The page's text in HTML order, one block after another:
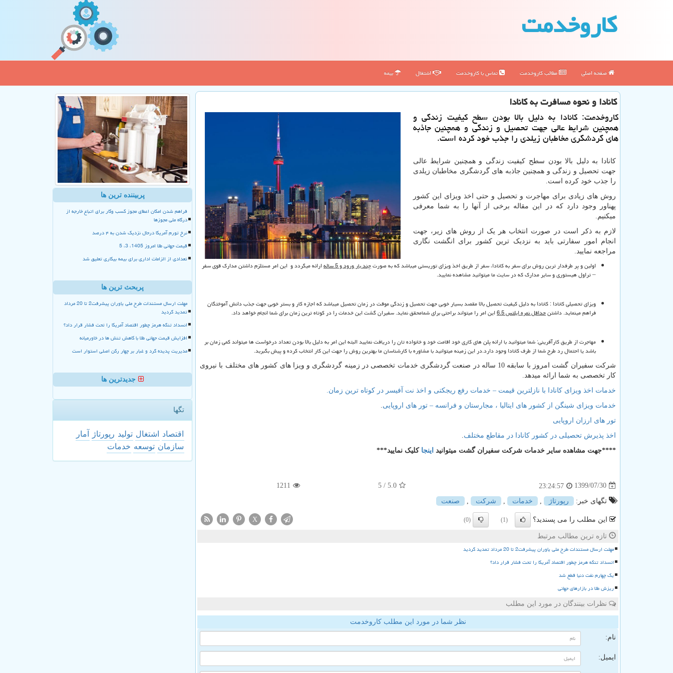
كاروخدمت
صفحه اصلی مطالب كاروخدمت تماس با كاروخدمت اشتغال بیمه
كانادا و نحوه مسافرت به كانادا
كاروخدمت: كانادا به دلیل بالا بودن سطح كیفیت زندگی و
همچنین شرایط عالی جهت تحصیل و زندگی و همچنین جاذبه
های گردشگری مخاطبان زیلدی را جذب خود كرده است.
کانادا به دلیل بالا بودن سطح کیفیت زندگی و همچنین شرایط عالی
جهت تحصیل و زندگی و همچنین جاذبه های گردشگری مخاطبان زیلدی
را جذب خود کرده است.
روش های زیادی برای مهاجرت و تحصیل و حتی اخذ ویزای این کشور
پهناور وجود دارد که در این مقاله برخی از آنها را به شما معرفی
میکنیم.
لازم به ذکر است در صورت انتخاب هر یک از روش های زیر، جهت
انجام امور سفارتی باید به نزدیک ترین کشور برای انگشت نگاری
مراجعه نمایید.
اولین و پر طرفدار ترین روش برای سفر به کانادا، سفر از طریق اخذ ویزای توریستی میباشد که به صورتچند بار ورود و 5 ساله
ارائه میگردد و این امر مستلزم داشتن مدارک قوی سفر
– تراول هیستوری و سایر مدارک که در سایت ما میتوانید مشاهده نمایید.
ویزای تحصیلی کانادا : کانادا به دلیل کیفیت تحصیل بالا مقصد بسیار خوبی جهت تحصیل و زندگی موقت در زمان تحصیل میباشد که اجازه کار و بستر خوبی جهت جذب دانش آموختگان
فراهم مینماید. داشتنحداقل نمره ایلتس 6.5 این امر را میتواند براحتی برای شمامحقق نماید. سفیران گشت این خدمات را در کوتاه ترین زمان برای شما انجام خواهد داد.
مهاجرت از طریق کارآفرینی: شما میتوانید با ارائه پلن های کاری خود اقامت خود و خانواده تان را دریافت نمایید البته این امر به دلیل بالا بودن تعداد درخواست ها میتواند کمی زمان بر
باشد یا احتمال رد طرح شما از طرف کانادا وجود دارد.در این زمینه میتوانید با مشاوره با کارشناسان ما بهترین روش را جهت این کار انتخاب کرده و پیش بگبربد.
شرکت سفیران گشت امروز با سابقه 10 ساله در صنعت گردشگری خدمات تخصصی در زمینه گردشگری و ویزا های کشور های مختلف با نیروی
کار تخصصی به شما ارائه میدهد.
خدمات اخذ ویزای کانادا با نازلترین قیمت – خدمات رفع ریجکتی و اخذ نت آفیسر در کوتاه ترین زمان.
خدمات ویزای شینگن از کشور های ایتالیا ، مجارستان و فرانسه – تور های اروپایی.
تور های ارزان اروپایی
اخذ پذیرش تحصیلی در کشور کانادا در مقاطع مختلف.
****جهت مشاهده سایر خدمات شرکت سفیران گشت میتوانید اینجا کلیک نمایید***
1399/07/30
23:24:57
5.0
/ 5
1211
تگهای خبر: رپورتاژ خدمات شركت صنعت
این مطلب را می پسندید؟ (1)
(0)
X
تازه ترین مطالب مرتبط
مهلت ارسال مستندات طرح ملی یاوران پیشرفت2 تا 20 مرداد تمدید گردید
انسداد تنگه هرمز چطور اقتصاد آمریکا را تحت فشار قرار داد؟
یک چهارم نفت دنیا قطع شد
ریزش طلا در بازارهای جهانی
نظرات بینندگان در مورد این مطلب
نظر شما در مورد این مطلب کاروخدمت
نام:
ایمیل:
پربیننده ترین ها
فراهم شدن امکان اعطای مجوز کسب وکار برای اتباع خارجه از
درگاه ملی مجوزها
نرخ تورم آمریکا درحال نزدیک شدن به ۴ درصد
قیمت جهانی طلا امروز 1405، 3، 5
تعدادی از الزامات اداری برای بیمه بیکاری تعلیق شد
پربحث ترین ها
مهلت ارسال مستندات طرح ملی یاوران پیشرفت2 تا 20 مرداد
تمدید گردید
انسداد تنگه هرمز چطور اقتصاد آمریکا را تحت فشار قرار داد؟
افزایش قیمت جهانی طلا با کاهش تنش ها در خاورمیانه
مدیریت پدیده گرد و غبار بر چهار رکن اصلی استوار است
جدیدترین ها
تگها
اقتصاد اشتغال تولید رپورتاژ
آمار
سازمان توسعه خدمات